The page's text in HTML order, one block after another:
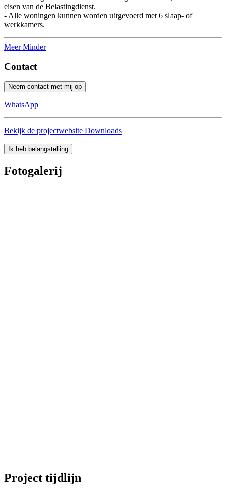
eisen van de Belastingdienst.
- Alle woningen kunnen worden uitgevoerd met 6 slaap- of
werkkamers.
MeerMinder
Contact
Neem contact met mij op
WhatsApp
Bekijk de projectwebsite Downloads
Ik heb belangstelling
Fotogalerij
Project tijdlijn